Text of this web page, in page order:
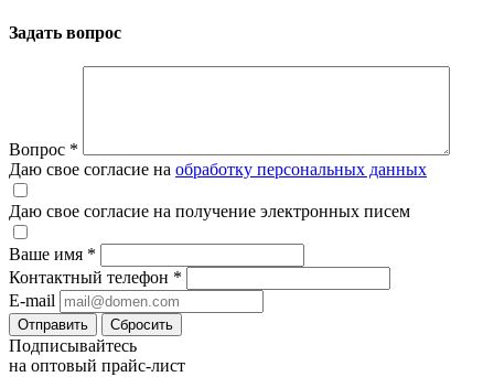
Задать вопрос
Вопрос *
Даю свое согласие на обработку персональных данных
Даю свое согласие на получение электронных писем
Ваше имя *
Контактный телефон *
E-mail
Отправить Сбросить
Подписывайтесь
на оптовый прайс-лист